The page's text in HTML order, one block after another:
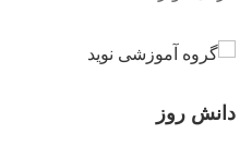
دانش روز